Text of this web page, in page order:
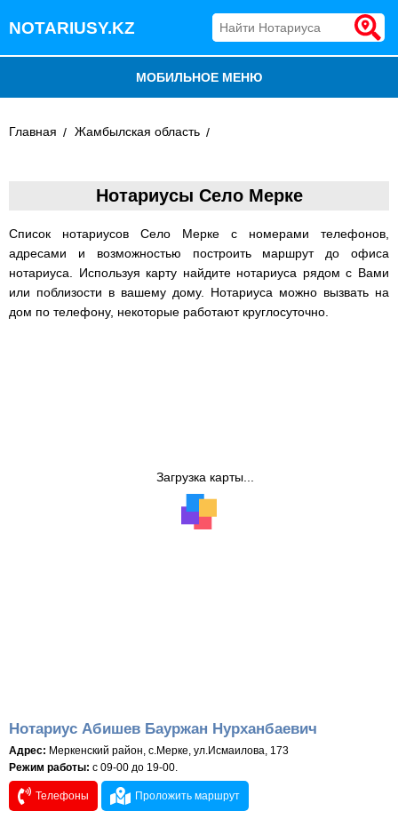
NOTARIUSY.KZ
МОБИЛЬНОЕ МЕНЮ
НОТАРИУСЫ КАЗАХСТАНА
Главная Жамбылская область
Нотариусы Село Мерке
Список нотариусов Село Мерке с номерами телефонов,
адресами и возможностью построить маршрут до офиса
нотариуса. Используя карту найдите нотариуса рядом с Вами
или поблизости в вашему дому. Нотариуса можно вызвать на
дом по телефону, некоторые работают круглосуточно.
Загрузка карты...
Нотариус Абишев Бауржан Нурханбаевич
Адрес: Меркенский район, с.Мерке, ул.Исмаилова, 173
Режим работы: с 09-00 до 19-00.
Телефоны Проложить маршрут